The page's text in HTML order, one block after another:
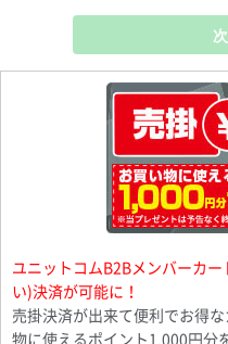
ユニットコムB2Bメンバーカ
い)決済が可能に！
売掛決済が出来て便利でお得
物に使えるポイント1,000円分